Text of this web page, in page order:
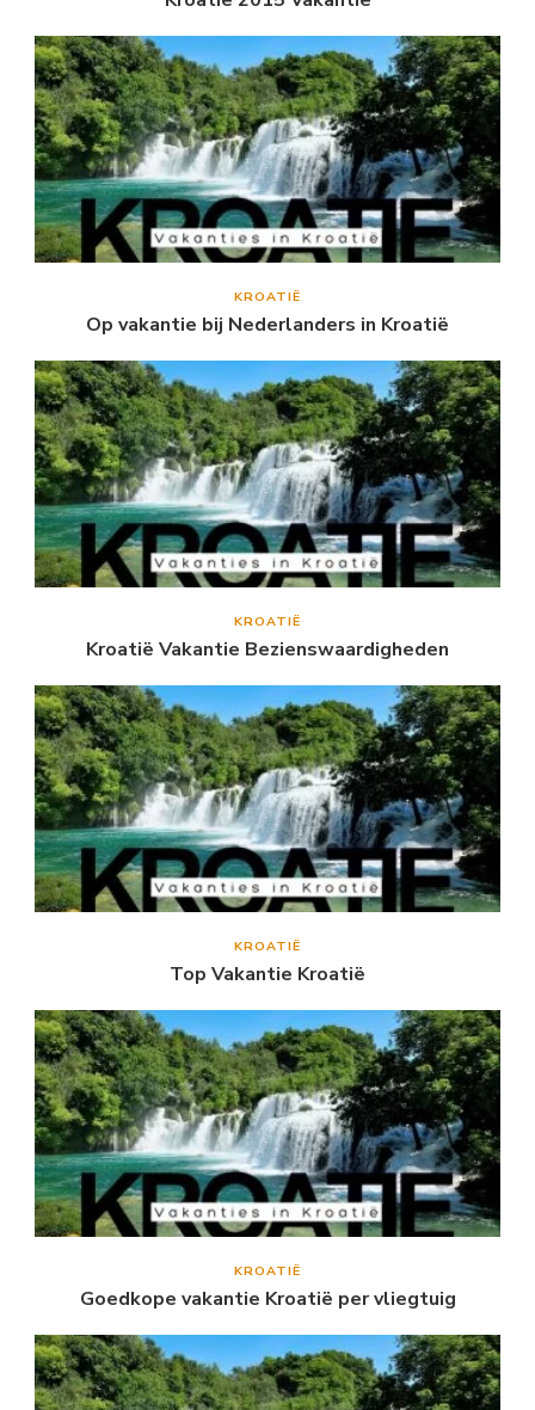
KROATIË
Op vakantie bij Nederlanders in Kroatië
KROATIË
Kroatië Vakantie Bezienswaardigheden
KROATIË
Top Vakantie Kroatië
KROATIË
Goedkope vakantie Kroatië per vliegtuig